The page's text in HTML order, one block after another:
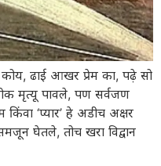
ढाई आखर प्रेम का, पढ़े सो
मृत्यू पावले, पण सर्वजण
किंवा ‘प्यार’ हे अडीच अक्षर
घेतले, तोच खरा विद्वान